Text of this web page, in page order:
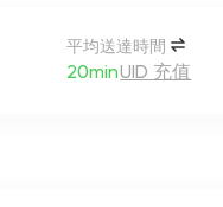
平均送達時間
20minUID 充值